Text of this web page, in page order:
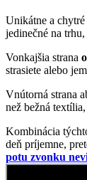
Unikátne a
jedinečné na
Vonkajšia strana
strasiete alebo
Vnútorná strana
než bežná
Kombinácia
deň príjemne,
potu zvonku